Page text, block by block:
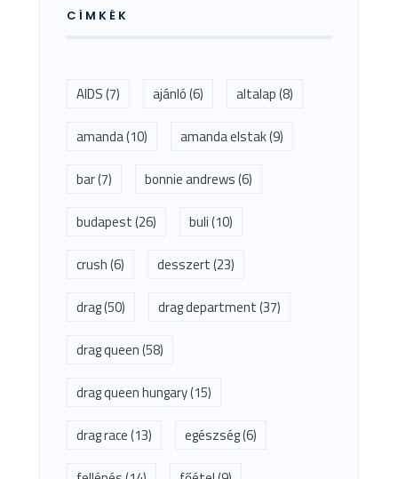
CÍMKÉK
AIDS(7) ajánló(6) altalap(8)
amanda(10) amanda elstak(9)
bar(7) bonnie andrews(6)
budapest(26) buli(10)
crush(6) desszert(23)
drag(50) drag department(37)
drag queen(58)
drag queen hungary(15)
drag race(13) egészség(6)